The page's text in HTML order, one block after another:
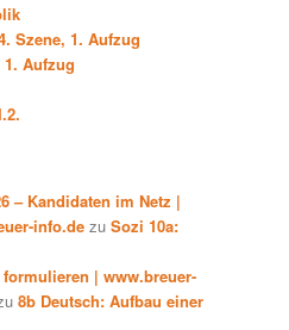
Szene, 1. Aufzug
1. Aufzug
– Kandidaten im Netz |
info.de zuSozi 10a:
| www.breuer-
8b Deutsch: Aufbau einer